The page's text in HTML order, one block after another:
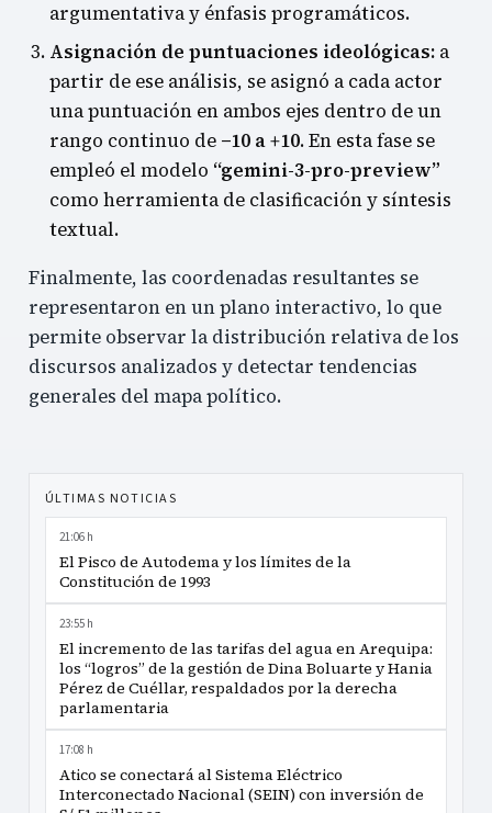
argumentativa y énfasis programáticos.
Asignación de puntuaciones ideológicas: a
partir de ese análisis, se asignó a cada actor
una puntuación en ambos ejes dentro de un
rango continuo de −10 a +10. En esta fase se
empleó el modelo “gemini-3-pro-preview”
como herramienta de clasificación y síntesis
textual.
Finalmente, las coordenadas resultantes se
representaron en un plano interactivo, lo que
permite observar la distribución relativa de los
discursos analizados y detectar tendencias
generales del mapa político.
ÚLTIMAS NOTICIAS
21:06 h
El Pisco de Autodema y los límites de la
Constitución de 1993
23:55 h
El incremento de las tarifas del agua en Arequipa:
los “logros” de la gestión de Dina Boluarte y Hania
Pérez de Cuéllar, respaldados por la derecha
parlamentaria
17:08 h
Atico se conectará al Sistema Eléctrico
Interconectado Nacional (SEIN) con inversión de